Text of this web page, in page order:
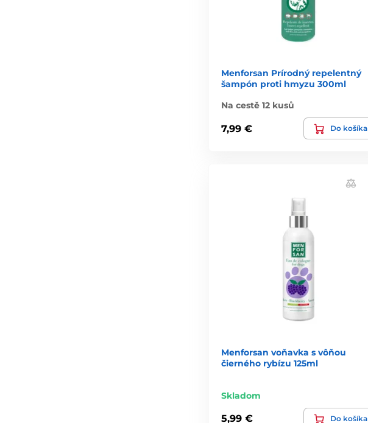
Menforsan Prírodný repelentný
šampón proti hmyzu 300ml
Na cestě 12 kusů
7,99 € Do košíka
Menforsan voňavka s vôňou
čierného rybízu 125ml
Skladom
5,99 € Do košíka